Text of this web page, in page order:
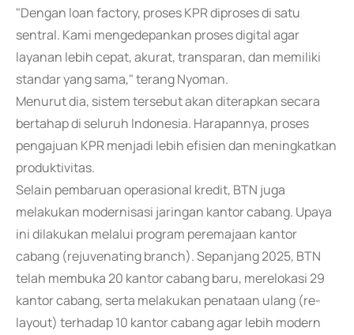
"Dengan loan factory, proses KPR diproses di satu
sentral. Kami mengedepankan proses digital agar
layanan lebih cepat, akurat, transparan, dan memiliki
standar yang sama," terang Nyoman.
Menurut dia, sistem tersebut akan diterapkan secara
bertahap di seluruh Indonesia. Harapannya, proses
pengajuan KPR menjadi lebih efisien dan meningkatkan
produktivitas.
Selain pembaruan operasional kredit, BTN juga
melakukan modernisasi jaringan kantor cabang. Upaya
ini dilakukan melalui program peremajaan kantor
cabang (rejuvenating branch). Sepanjang 2025, BTN
telah membuka 20 kantor cabang baru, merelokasi 29
kantor cabang, serta melakukan penataan ulang (re-
layout) terhadap 10 kantor cabang agar lebih modern